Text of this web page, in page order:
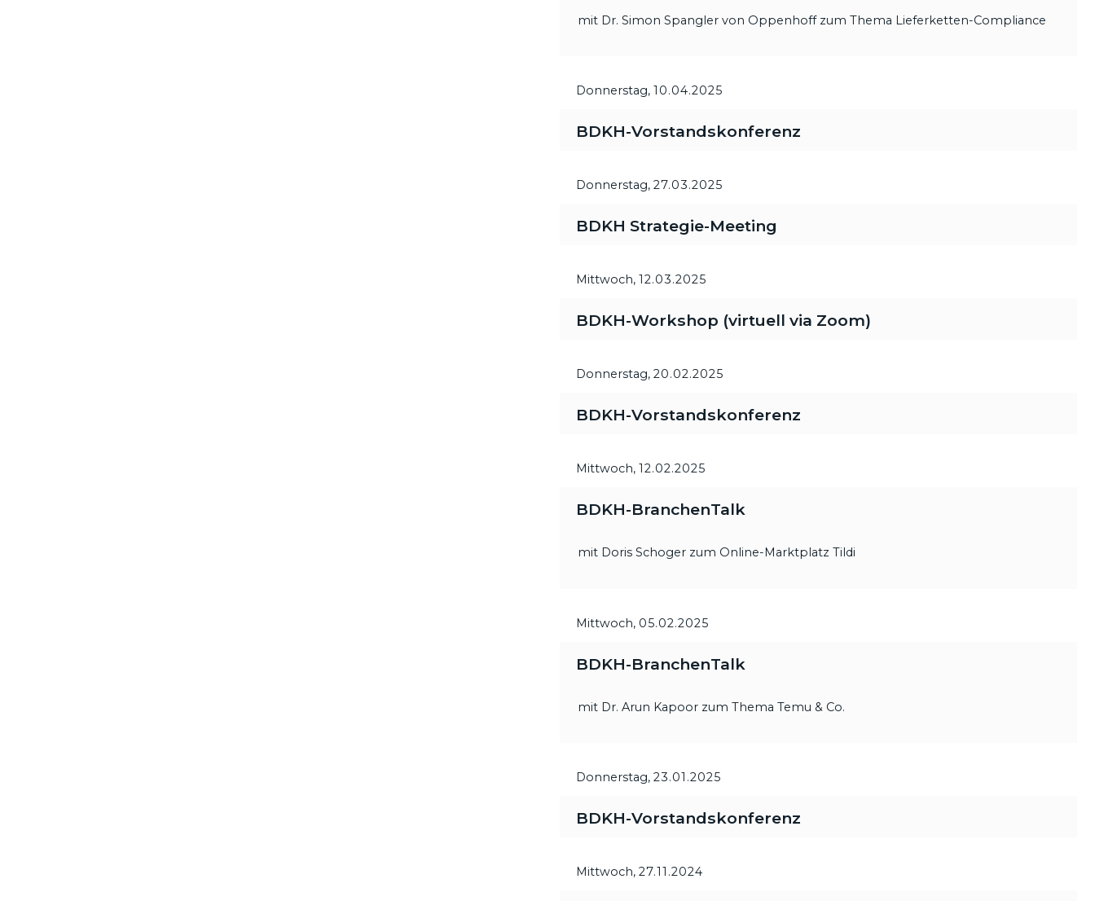
mit Dr. Simon Spangler von Oppenhoff zum Thema Lieferketten-Compliance
Donnerstag, 10.04.2025
BDKH-Vorstandskonferenz
Donnerstag, 27.03.2025
BDKH Strategie-Meeting
Mittwoch, 12.03.2025
BDKH-Workshop (virtuell via Zoom)
Donnerstag, 20.02.2025
BDKH-Vorstandskonferenz
Mittwoch, 12.02.2025
BDKH-BranchenTalk
mit Doris Schoger zum Online-Marktplatz Tildi
Mittwoch, 05.02.2025
BDKH-BranchenTalk
mit Dr. Arun Kapoor zum Thema Temu & Co.
Donnerstag, 23.01.2025
BDKH-Vorstandskonferenz
Mittwoch, 27.11.2024